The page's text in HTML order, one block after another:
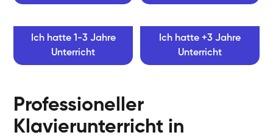
Ich hatte 1-3 Jahre
Unterricht
Ich hatte +3 Jahre
Unterricht
Professioneller
Klavierunterricht in